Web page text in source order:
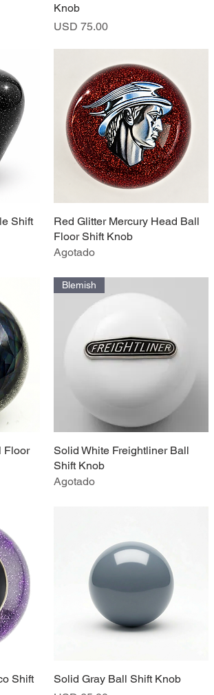
Knob
Precio
USD 75.00
Shift
Vista rápida
Red Glitter Mercury Head Ball
Floor Shift Knob
Agotado
Floor
Vista rápida
Blemish
Solid White Freightliner Ball
Shift Knob
Agotado
Shift
Vista rápida
Solid Gray Ball Shift Knob